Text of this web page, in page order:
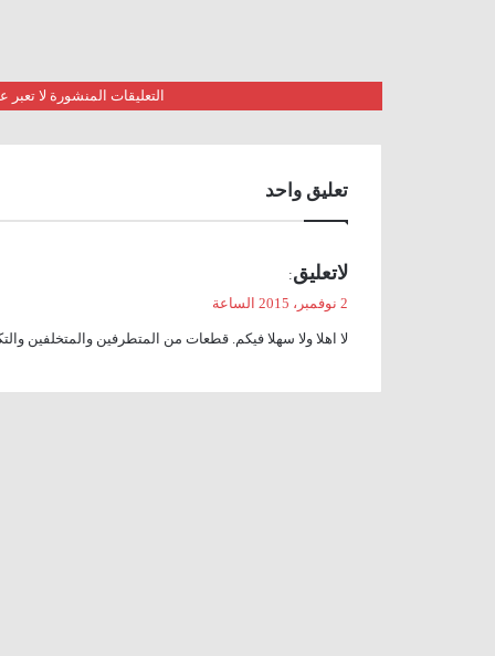
التعليقات المنشورة لا
تعليق واحد
ي
ل
لاتعليق:
2 نوفمبر، 2015 الساعة
لا اهلا ولا سهلا فيكم. قطعات من المتطرفين والمتخلفين